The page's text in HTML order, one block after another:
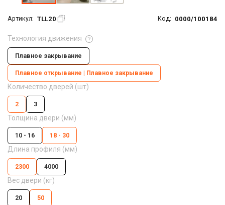
Артикул: TLL20 Код: 0000/100184
Технология движения
Плавное закрывание
Плавное открывание | Плавное закрывание
Количество дверей (шт)
2 3
Толщина двери (мм)
10 - 16 18 - 30
Длина профиля (мм)
2300 4000
Вес двери (кг)
20 50